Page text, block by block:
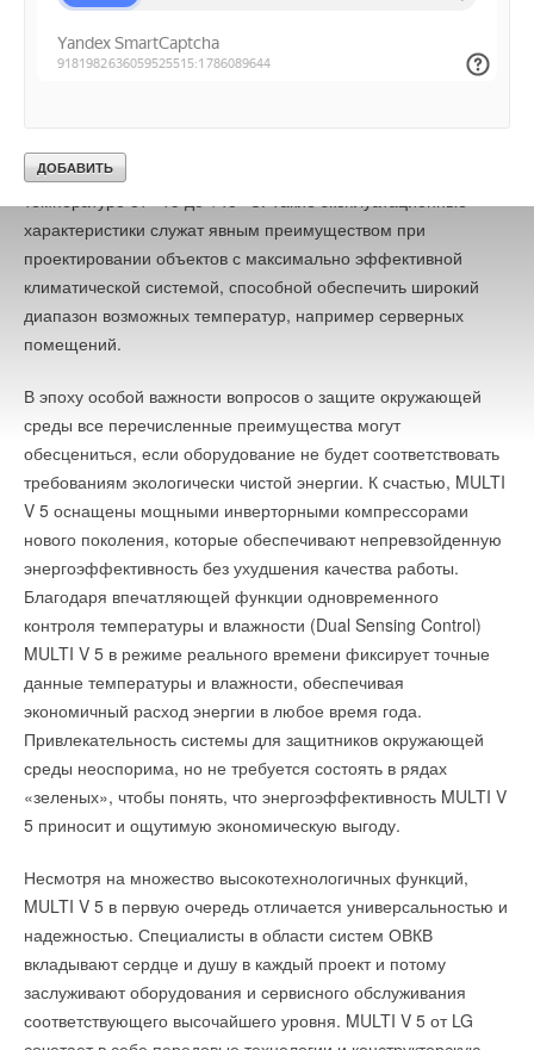
температур еще больше расширяет адаптивные
помещение при температуре до –25 °С и охлаждать при
характеристики служат явным преимуществом при
проектировании объектов с максимально эффективной
климатической системой, способной обеспечить широкий
диапазон возможных температур, например серверных
помещений.
В эпоху особой важности вопросов о защите окружающей
среды все перечисленные преимущества могут
обесцениться, если оборудование не будет соответствовать
требованиям экологически чистой энергии. К счастью, MULTI
V 5 оснащены мощными инверторными компрессорами
нового поколения, которые обеспечивают непревзойденную
энергоэффективность без ухудшения качества работы.
Благодаря впечатляющей функции одновременного
контроля температуры и влажности (Dual Sensing Control)
MULTI V 5 в режиме реального времени фиксирует точные
данные температуры и влажности, обеспечивая
экономичный расход энергии в любое время года.
Привлекательность системы для защитников окружающей
среды неоспорима, но не требуется состоять в рядах
«зеленых», чтобы понять, что энергоэффективность MULTI V
5 приносит и ощутимую экономическую выгоду.
Несмотря на множество высокотехнологичных функций,
MULTI V 5 в первую очередь отличается универсальностью и
надежностью. Специалисты в области систем ОВКВ
вкладывают сердце и душу в каждый проект и потому
заслуживают оборудования и сервисного обслуживания
соответствующего высочайшего уровня. MULTI V 5 от LG